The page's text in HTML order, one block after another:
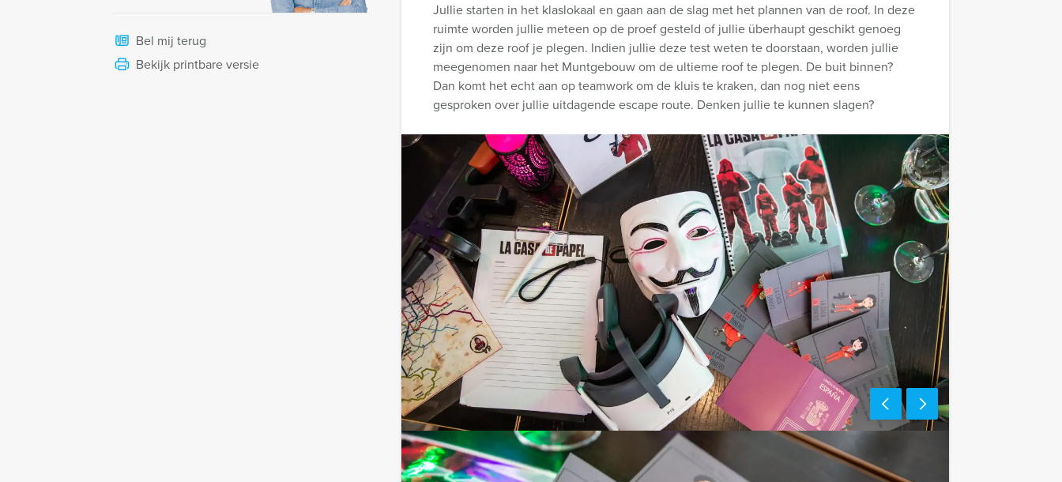
Bel mij terug
Bekijk printbare versie
Jullie starten in het klaslokaal en gaan aan de slag met het plannen van de roof. In deze
ruimte worden jullie meteen op de proef gesteld of jullie überhaupt geschikt genoeg
zijn om deze roof je plegen. Indien jullie deze test weten te doorstaan, worden jullie
meegenomen naar het Muntgebouw om de ultieme roof te plegen. De buit binnen?
Dan komt het echt aan op teamwork om de kluis te kraken, dan nog niet eens
gesproken over jullie uitdagende escape route. Denken jullie te kunnen slagen?